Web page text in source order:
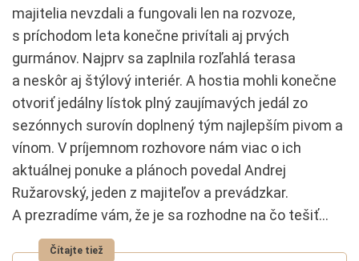
majitelia nevzdali a fungovali len na rozvoze,
s príchodom leta konečne privítali aj prvých
gurmánov. Najprv sa zaplnila rozľahlá terasa
a neskôr aj štýlový interiér. A hostia mohli konečne
otvoriť jedálny lístok plný zaujímavých jedál zo
sezónnych surovín doplnený tým najlepším pivom a
vínom. V príjemnom rozhovore nám viac o ich
aktuálnej ponuke a plánoch povedal Andrej
Ružarovský, jeden z majiteľov a prevádzkar.
A prezradíme vám, že je sa rozhodne na čo tešiť…